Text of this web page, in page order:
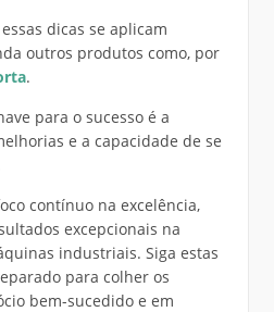
dicas se aplicam
outros produtos como, por
.
para o sucesso é a
e a capacidade de se
contínuo na excelência,
excepcionais na
industriais. Siga estas
para colher os
bem-sucedido e em